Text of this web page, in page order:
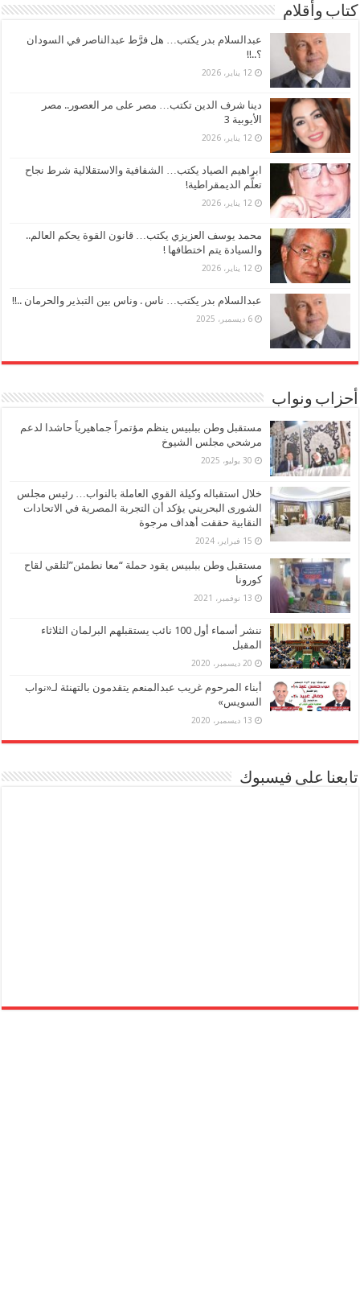
كتاب وأقلام
عبدالسلام بدر يكتب… هل فرَّط عبدالناصر في السودان
؟..!!
12 يناير، 2026
دينا شرف الدين تكتب… مصر على مر العصور.. مصر
الأيوبية 3
12 يناير، 2026
ابراهيم الصياد يكتب… الشفافية والاستقلالية شرط نجاح
تعلُّم الديمقراطية!
12 يناير، 2026
محمد يوسف العزيزي يكتب… قانون القوة يحكم العالم..
والسيادة يتم اختطافها !
12 يناير، 2026
عبدالسلام بدر يكتب… ناس . وناس بين التبذير والحرمان ..!!
6 ديسمبر، 2025
أحزاب ونواب
مستقبل وطن ببلبيس ينظم مؤتمراً جماهيرياً حاشدا لدعم
مرشحي مجلس الشيوخ
30 يوليو، 2025
خلال استقباله وكيلة القوي العاملة بالنواب… رئيس مجلس
الشورى البحريني يؤكد أن التجربة المصرية في الاتحادات
النقابية حققت أهداف مرجوة
15 فبراير، 2024
مستقبل وطن ببلبيس يقود حملة “معا نطمئن”لتلقي لقاح
كورونا
13 نوفمبر، 2021
ننشر أسماء أول 100 نائب يستقبلهم البرلمان الثلاثاء
المقبل
20 ديسمبر، 2020
أبناء المرحوم غريب عبدالمنعم يتقدمون بالتهنئة لـ«نواب
السويس»
13 ديسمبر، 2020
تابعنا على فيسبوك